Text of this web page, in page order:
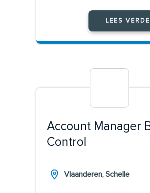
LEES
Account Manager
Control
Vlaanderen, Schelle